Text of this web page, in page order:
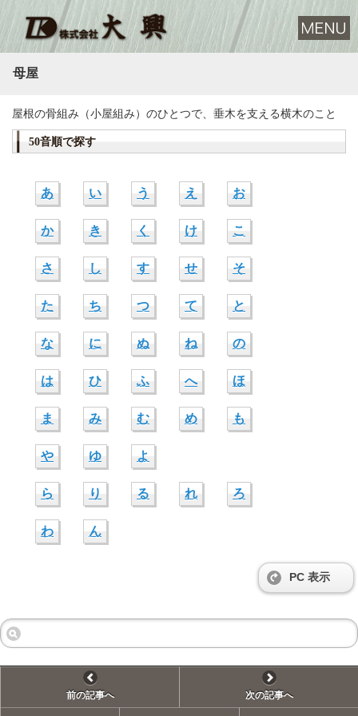
母屋
屋根の骨組み（小屋組み）のひとつで、垂木を支える横木のこと
50音順で探す
あ い う え お
か き く け こ
さ し す せ そ
た ち つ て と
な に ぬ ね の
は ひ ふ へ ほ
ま み む め も
や ゆ よ
ら り る れ ろ
わ ん
PC 表示
前の記事へ 次の記事へ